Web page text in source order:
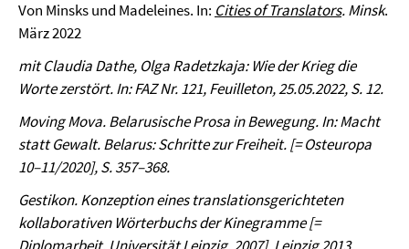
Von Minsks und Madeleines. In: Cities of Translators.Minsk.
März 2022
mit Claudia Dathe, OlgaRadetzkaja: Wie der Krieg die
Worte zerstört. In:FAZNr. 121, Feuilleton, 25.05.2022, S. 12.
Moving Mova. Belarusische Prosa in Bewegung. In:Macht
statt Gewalt. Belarus: Schritte zur Freiheit. [=Osteuropa
10–11/2020], S. 357–368.
Gestikon. Konzeption eines translationsgerichteten
kollaborativen Wörterbuchs der Kinegramme [=